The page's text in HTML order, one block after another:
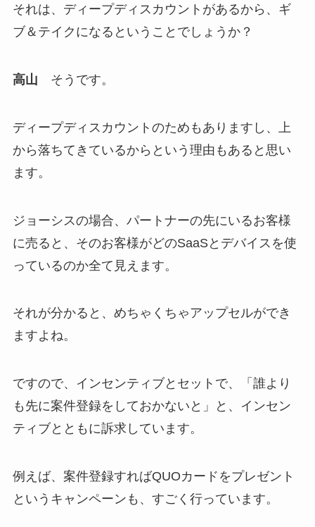
それは、ディープディスカウントがあるから、ギ
ブ＆テイクになるということでしょうか？
高山 そうです。
ディープディスカウントのためもありますし、上
から落ちてきているからという理由もあると思い
ます。
ジョーシスの場合、パートナーの先にいるお客様
に売ると、そのお客様がどのSaaSとデバイスを使
っているのか全て見えます。
それが分かると、めちゃくちゃアップセルができ
ますよね。
ですので、インセンティブとセットで、「誰より
も先に案件登録をしておかないと」と、インセン
ティブとともに訴求しています。
例えば、案件登録すればQUOカードをプレゼント
というキャンペーンも、すごく行っています。